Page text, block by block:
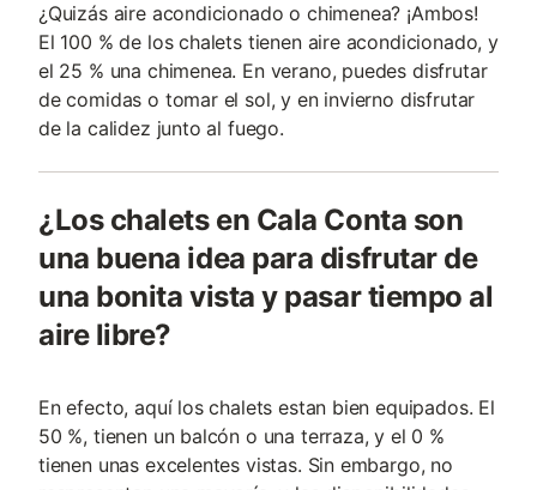
¿Quizás aire acondicionado o chimenea? ¡Ambos!
El 100 % de los chalets tienen aire acondicionado, y
el 25 % una chimenea. En verano, puedes disfrutar
de comidas o tomar el sol, y en invierno disfrutar
de la calidez junto al fuego.
¿Los chalets en Cala Conta son
una buena idea para disfrutar de
una bonita vista y pasar tiempo al
aire libre?
En efecto, aquí los chalets estan bien equipados. El
50 %, tienen un balcón o una terraza, y el 0 %
tienen unas excelentes vistas. Sin embargo, no